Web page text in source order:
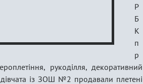
Р
Б
К
п
р
рукоділля, декоративний
із ЗОШ №2 продавали плетені